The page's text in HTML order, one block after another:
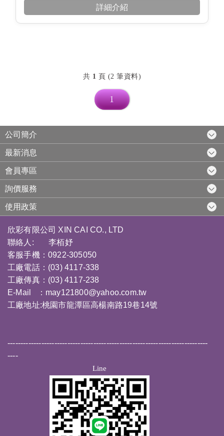
詳細介紹
共 1 頁 (2 筆資料)
1
公司簡介
最新消息
會員專區
詢價服務
使用政策
欣彩有限公司 XIN CAI CO., LTD
聯絡人: 李栢妤
客服手機：0922-305050
工廠電話：(03) 4117-338
工廠傳真：(03) 4117-238
E-Mail ： may121800@yahoo.com.tw
工廠地址:桃園市龍潭區高楊南路19巷14號
-----------------------------------------------------------------------------
----
Line